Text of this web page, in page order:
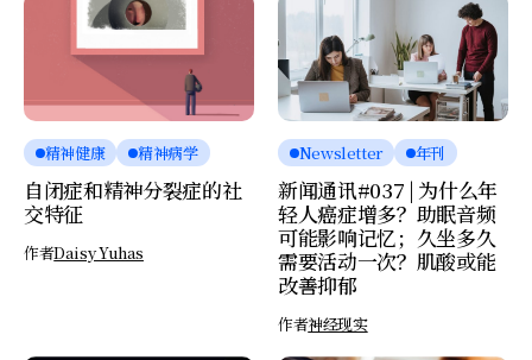
精神健康 精神病学
自闭症和精神分裂症的社
交特征
作者Daisy Yuhas
Newsletter 年刊
新闻通讯#037 | 为什么年
轻人癌症增多？助眠音频
可能影响记忆；久坐多久
需要活动一次？肌酸或能
改善抑郁
作者神经现实